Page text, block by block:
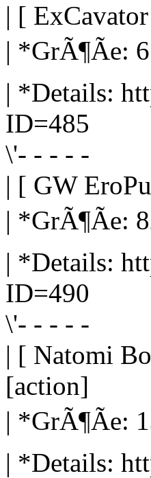
| [
| *GrÃ¶Ãe:
| *Details:
ID=485
\'- - - - -
| [ GW
| *GrÃ¶Ãe:
| *Details:
ID=490
\'- - - - -
| [ Natomi
[action]
| *GrÃ¶Ãe:
| *Details: